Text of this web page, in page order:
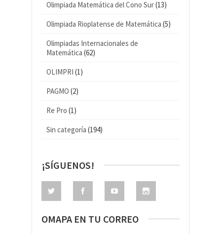
Olimpiada Matemática del Cono Sur(13)
Olimpiada Rioplatense de Matemática (5)
Olimpiadas Internacionales de
Matemática (62)
OLIMPRI (1)
PAGMO (2)
Re Pro (1)
Sin categoría (194)
¡SÍGUENOS!
OMAPA EN TU CORREO